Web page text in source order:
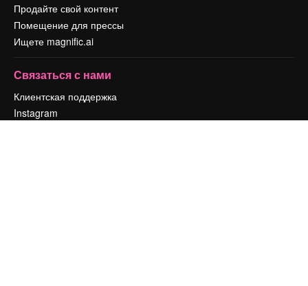
Продайте свой контент
Помещение для прессы
Ищете magnific.ai
Связаться с нами
Клиентская поддержка
Instagram